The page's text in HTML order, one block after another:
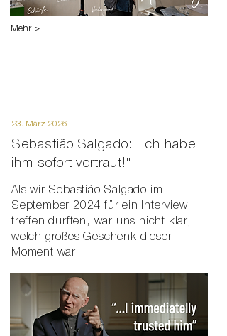
Mehr >
23. März 2026
Sebastião Salgado: "Ich habe
ihm sofort vertraut!"
Als wir Sebastião Salgado im
September 2024 für ein Interview
treffen durften, war uns nicht klar,
welch großes Geschenk dieser
Moment war.